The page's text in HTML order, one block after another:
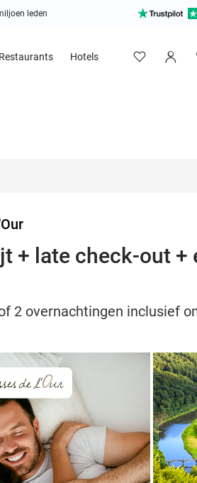
leden
Restaurants Hotels
+ late check-out +
2 overnachtingen inclusief